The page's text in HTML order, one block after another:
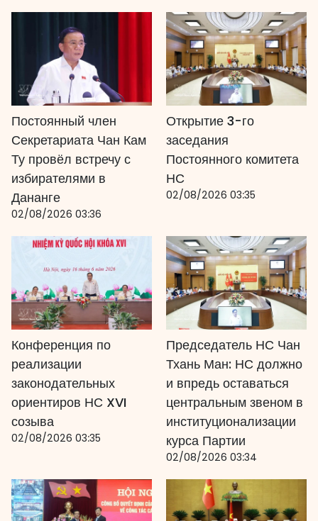
Постоянный член
Секретариата Чан Кам
Ту провёл встречу с
избирателями в
Дананге
02/08/2026 03:36
Открытие 3-го
заседания
Постоянного комитета
НС
02/08/2026 03:35
Конференция по
реализации
законодательных
ориентиров НС XVI
созыва
02/08/2026 03:35
Председатель НС Чан
Тхань Ман: НС должно
и впредь оставаться
центральным звеном в
институционализации
курса Партии
02/08/2026 03:34